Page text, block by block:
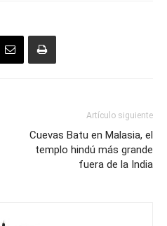
Artículo siguiente
Cuevas Batu en Malasia, el
templo hindú más grande
fuera de la India